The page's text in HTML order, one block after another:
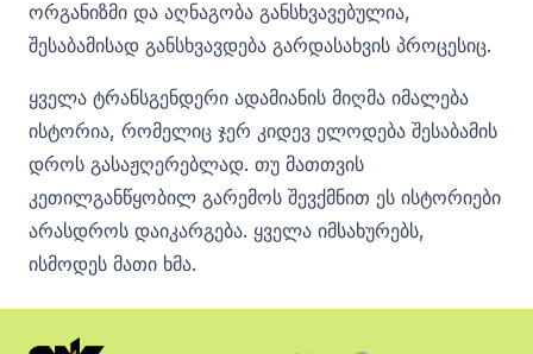
ორგანიზმი და აღნაგობა განსხვავებულია,
შესაბამისად განსხვავდება გარდასახვის პროცესიც.
ყველა ტრანსგენდერი ადამიანის მიღმა იმალება
ისტორია, რომელიც ჯერ კიდევ ელოდება შესაბამის
დროს გასაჟღერებლად. თუ მათთვის
კეთილგანწყობილ გარემოს შევქმნით ეს ისტორიები
არასდროს დაიკარგება. ყველა იმსახურებს,
ისმოდეს მათი ხმა.